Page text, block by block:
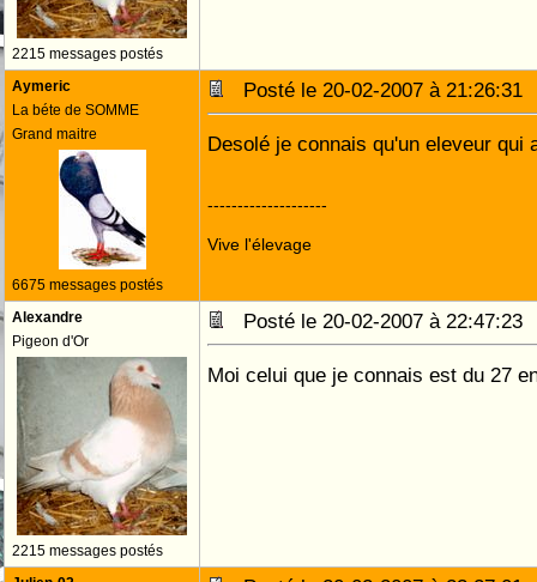
2215 messages postés
Aymeric
La béte de SOMME
Grand maitre
6675 messages postés
Posté le 20-02-2007 à
Desolé je connais qu'un eleveur qui
--------------------
Vive l'élevage
Alexandre
Pigeon d'Or
2215 messages postés
Posté le 20-02-2007 à
Moi celui que je connais est du 27